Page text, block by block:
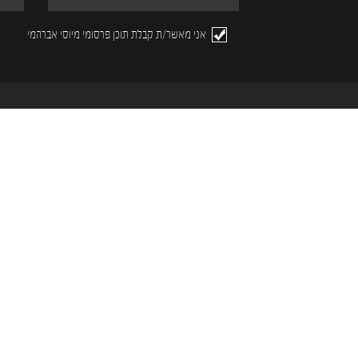
אני מאשר/ת קבלת תוכן פרסומי מיוסי אברהמי